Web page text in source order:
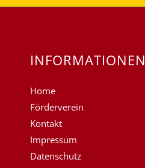
INFORMATIONEN
Home
Förderverein
Kontakt
Impressum
Datenschutz